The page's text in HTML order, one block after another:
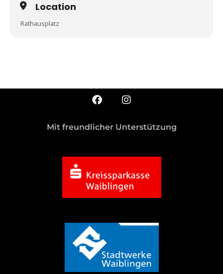
Location
Rathausplatz
Mit freundlicher Unterstützung